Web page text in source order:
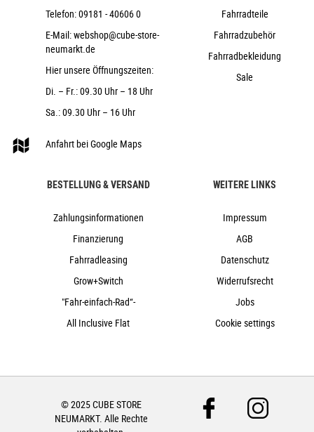
2024
Cube
Fahrräder, Fully, Mountainbike
nein
2024
nein
Kettenschaltung
nein
Telefon:09181 - 40606 0
E-Mail:webshop@cube-store-
neumarkt.de
Hier unsere Öffnungszeiten:
Di. – Fr.: 09.30 Uhr – 18 Uhr
Sa.: 09.30 Uhr – 16 Uhr
Anfahrt bei Google Maps
Fahrradteile
Fahrradzubehör
Fahrradbekleidung
Sale
BESTELLUNG & VERSAND
Zahlungsinformationen
Finanzierung
Fahrradleasing
Grow+Switch
"Fahr-einfach-Rad“-
All Inclusive Flat
WEITERE LINKS
Impressum
AGB
Datenschutz
Widerrufsrecht
Jobs
Cookie settings
© 2025 CUBE STORE
NEUMARKT. Alle Rechte